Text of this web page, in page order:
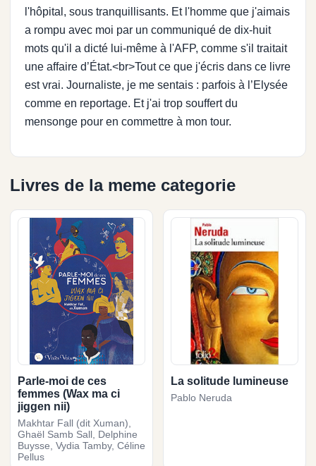
l'hôpital, sous tranquillisants. Et l'homme que j'aimais
a rompu avec moi par un communiqué de dix-huit
mots qu'il a dicté lui-même à l'AFP, comme s'il traitait
une affaire d’État.<br>Tout ce que j'écris dans ce livre
est vrai. Journaliste, je me sentais : parfois à l’Elysée
comme en reportage. Et j'ai trop souffert du
mensonge pour en commettre à mon tour.
Livres de la meme categorie
Parle-moi de ces
femmes (Wax ma ci
jiggen nii)
Makhtar Fall (dit Xuman),
Ghaël Samb Sall, Delphine
Buysse, Vydia Tamby, Céline
Pellus
La solitude lumineuse
Pablo Neruda